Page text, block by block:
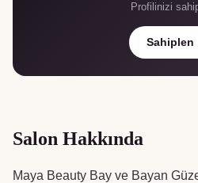
Salon Hakkında
Maya Beauty Bay ve Bayan
Profilinizi
Sahiplen